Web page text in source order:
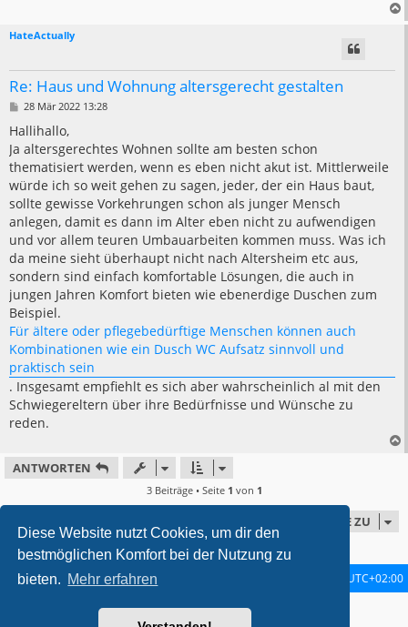
Diese Website nutzt Cookies, um dir den
bestmöglichen Komfort bei der Nutzung zu
bieten. Mehr erfahren
HateActually
Re: Haus und Wohnung altersgerecht gestalten
B
i
a
g
28 Mär 2022 13:28
Hallihallo,
Ja altersgerechtes Wohnen sollte am besten schon
thematisiert werden, wenn es eben nicht akut ist. Mittlerweile
würde ich so weit gehen zu sagen, jeder, der ein Haus baut,
sollte gewisse Vorkehrungen schon als junger Mensch
anlegen, damit es dann im Alter eben nicht zu aufwendigen
und vor allem teuren Umbauarbeiten kommen muss. Was ich
da meine sieht überhaupt nicht nach Altersheim etc aus,
sondern sind einfach komfortable Lösungen, die auch in
jungen Jahren Komfort bieten wie ebenerdige Duschen zum
Beispiel.
Für ältere oder pflegebedürftige Menschen können auch
Kombinationen wie ein Dusch WC Aufsatz sinnvoll und
praktisch sein
. Insgesamt empfiehlt es sich aber wahrscheinlich al mit den
Schwiegereltern über ihre Bedürfnisse und Wünsche zu
reden.
ANTWORTEN
3 Beiträge • Seite 1 von 1
GEHE ZU
Startseite Foren-Übersicht UTC+02:00
metrolike style byEric SeguinUpdated for phpBB3.2 by